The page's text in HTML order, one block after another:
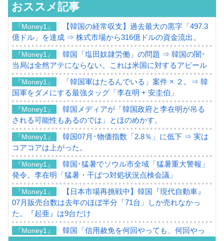
おススメ記事
『Money1』
【韓国の経常収支】過去最大の黒字「497.3
億ドル」を達成 ⇒ 株式市場から316億ドルの資金流出。
『Money1』
韓国「塩田奴隷労働」の問題 ⇒ 韓国の闇･
当局は全然アテにならない。これは米国に対するアピール
『Money1』
「韓国軍はたるんでいる」案件 × ２。⇒ 韓
国軍をダメにする最強タッグ「李在明 + 安圭伯」
『Money1』
韓国メディアが「韓国政府と李在明が吊る
される可能性もあるのでは」とほのめかす。
『Money1』
韓国07月･物価指数「2.8％」に低下 ⇒ 実は
コアコアは上がった。
『Money1』
韓国･猛暑でソウル市全域「猛暑重大警報」
発令。李在明「猛暑・干ばつ対処状況点検会議」
『Money1』
【日本市場再挑戦中】韓国『現代自動車』
07月販売台数は去年のほぼ半分「71台」しか売れなかっ
た。『起亜』は9台だけ
『Money1』
韓国「信用赦免を何回やっても、何回やっ